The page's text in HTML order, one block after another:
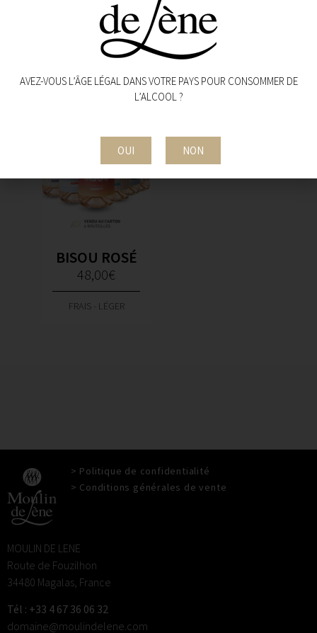
FRAIS - LÉGER - ACIDULÉ FRAIS - LÉGER
BISOU ROSÉ
48,00€
FRAIS - LÉGER
> Politique de confidentialité
> Conditions générales de vente
MOULIN DE LENE
Route de Fouzilhon
34480 Magalas, France
Tél : +33 4 67 36 06 32
domaine@moulindelene.com
AVEZ-VOUS L’ÂGE LÉGAL DANS VOTRE PAYS POUR CONSOMMER DE
L’ALCOOL ?
OUI NON